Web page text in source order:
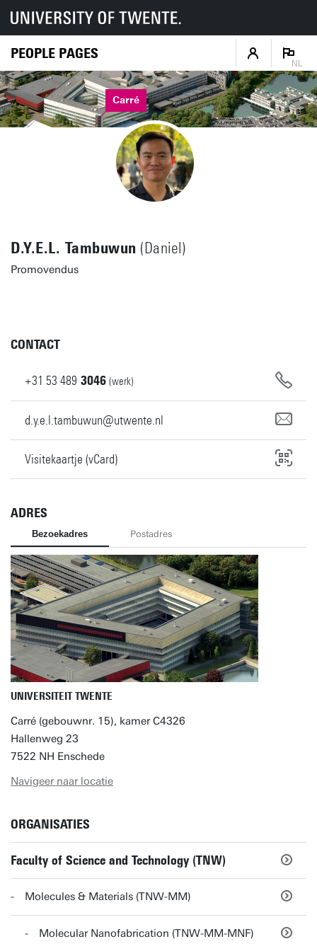
PEOPLE PAGES
NL
Carré
D.Y.E.L. Tambuwun (Daniel)
Promovendus
CONTACT
+31 53 489 3046 (werk)
d.y.e.l.tambuwun@utwente.nl
Visitekaartje (vCard)
ADRES
Bezoekadres Postadres
UNIVERSITEIT TWENTE
Carré (gebouwnr. 15), kamer C4326
Hallenweg 23
7522 NH Enschede
Navigeer naar locatie
ORGANISATIES
Faculty of Science and Technology (TNW)
Molecules & Materials (TNW-MM)
Molecular Nanofabrication (TNW-MM-MNF)